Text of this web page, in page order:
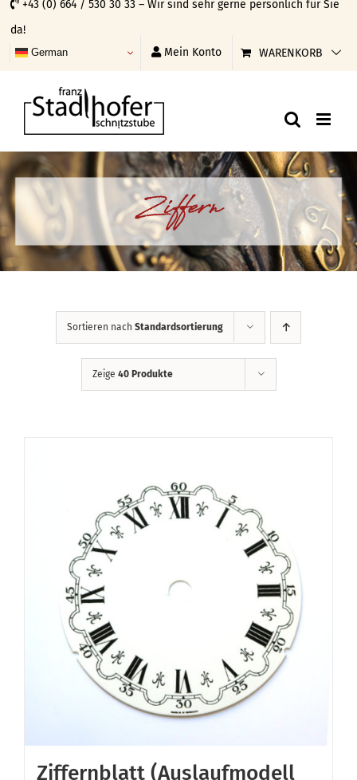
Skip
to
content
+43 (0) 664 / 530 30 33 – Wir sind sehr gerne persönlich für Sie
da!
German Mein Konto WARENKORB
Ziffern
Sortieren nach Standardsortierung
Zeige 40 Produkte
Ziffernblatt (Auslaufmodell